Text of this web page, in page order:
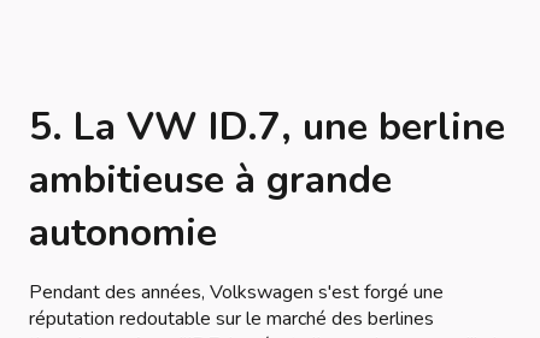
5. La VW ID.7, une berline
ambitieuse à grande
autonomie
Pendant des années, Volkswagen s'est forgé une
réputation redoutable sur le marché des berlines